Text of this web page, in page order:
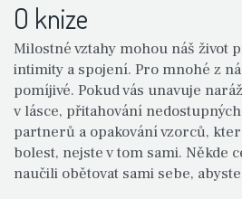
O knize
Milostné vztahy mohou náš život
intimity a spojení. Pro mnohé z
pomíjivé. Pokud vás unavuje
v lásce, přitahování
partnerů a opakování vzorců,
bolest, nejste v tom sami. Někde
naučili obětovat sami sebe,